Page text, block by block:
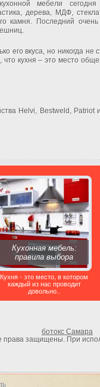
мебели
дерева, МДФ,
камня. Последний
его вкуса, но никогда
кухня – это место
Helvi, Bestweld,
Кухонная мебель:
правила выбора
Кухня - это место, в котором
каждый из нас проводит
довольно..
ботокс Самара
защищены. При